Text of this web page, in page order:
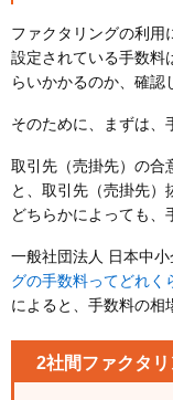
ファクタリングの利用
設定されている手数料
らいかかるのか、確認
そのために、まずは、
取引先（売掛先）の合
と、取引先（売掛先）
どちらかによっても、
一般社団法人 日本中
グの手数料ってどれく
によると、手数料の相
2社間ファクタ